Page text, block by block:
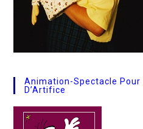
Animation-Spectacle Pour
D’Artifice